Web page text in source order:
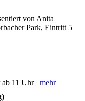
von Anita
Park, Eintritt 5
ab 11 Uhr mehr